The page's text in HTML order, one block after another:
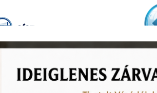
termékek képgalériabemutatkozás